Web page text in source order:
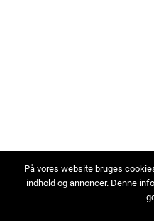
På vores website bruges
indhold og annoncer. Denne